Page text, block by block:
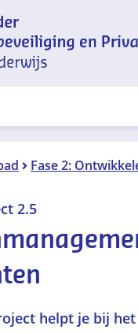
het onderwijs
Fase 2:
2.5
2.5
helpt je bij